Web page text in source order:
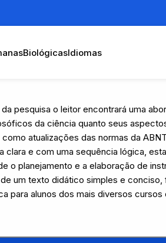
BiológicasIdiomas
pesquisa o leitor encontrará uma
da ciência quanto seus
atualizações das normas da
e com uma sequência lógica,
o planejamento e a elaboração de
um texto didático simples e
para alunos dos mais diversos